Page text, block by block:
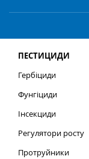
ПЕСТИЦИДИ
Гербіциди
Фунгіциди
Інсекциди
Регулятори росту
Протруйники